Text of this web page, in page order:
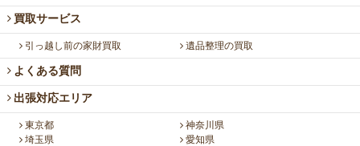
買取サービス
引っ越し前の家財買取 遺品整理の買取
よくある質問
出張対応エリア
東京都
神奈川県
埼玉県
愛知県